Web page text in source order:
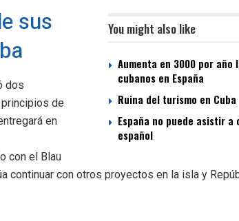
You might also like
Aumenta en 3000 por año
cubanos en España
Ruina del turismo en Cuba
España no puede asistir a
español
sus
dos
de
en
con el Blau
continuar con otros proyectos en la isla y